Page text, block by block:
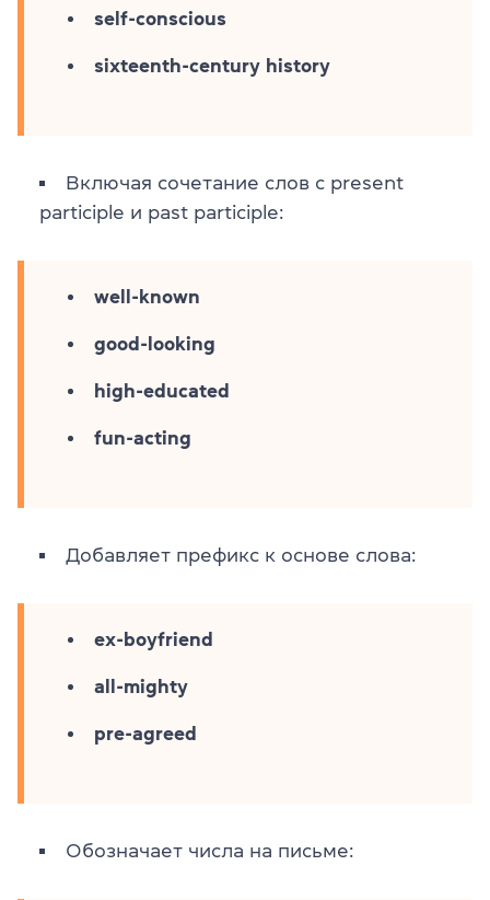
self-conscious
sixteenth-century history
Включая сочетание слов с present
participle и past participle:
well-known
good-looking
high-educated
fun-acting
Добавляет префикс к основе слова:
ex-boyfriend
all-mighty
pre-agreed
Обозначает числа на письме: